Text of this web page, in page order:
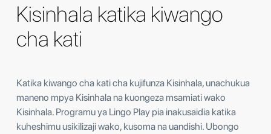
Kisinhala katika kiwango
cha kati
Katika kiwango cha kati cha kujifunza Kisinhala, unachukua
maneno mpya Kisinhala na kuongeza msamiati wako
Kisinhala. Programu ya Lingo Play pia inakusaidia katika
kuheshimu usikilizaji wako, kusoma na uandishi. Ubongo